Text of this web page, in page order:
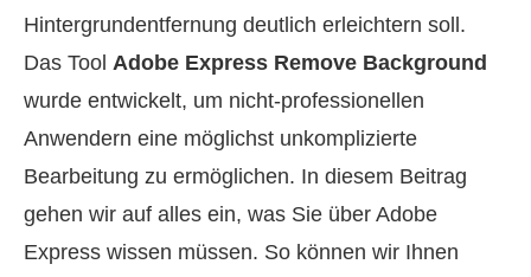
Hintergrundentfernung deutlich erleichtern soll.
Das Tool Adobe Express Remove Background
wurde entwickelt, um nicht-professionellen
Anwendern eine möglichst unkomplizierte
Bearbeitung zu ermöglichen. In diesem Beitrag
gehen wir auf alles ein, was Sie über Adobe
Express wissen müssen. So können wir Ihnen